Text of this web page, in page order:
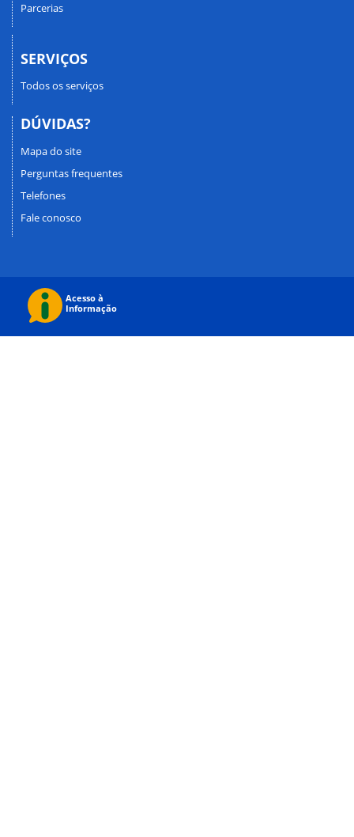
Parcerias
SERVIÇOS
Todos os serviços
DÚVIDAS?
Mapa do site
Perguntas frequentes
Telefones
Fale conosco